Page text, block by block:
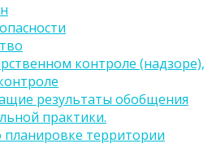
контроле (надзоре),
результаты обобщения
практики.
территории